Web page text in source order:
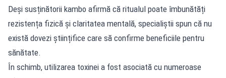
Deși susținătorii kambo afirmă că ritualul poate îmbunătăți
rezistența fizică și claritatea mentală, specialiștii spun că nu
există dovezi științifice care să confirme beneficiile pentru
sănătate.
În schimb, utilizarea toxinei a fost asociată cu numeroase